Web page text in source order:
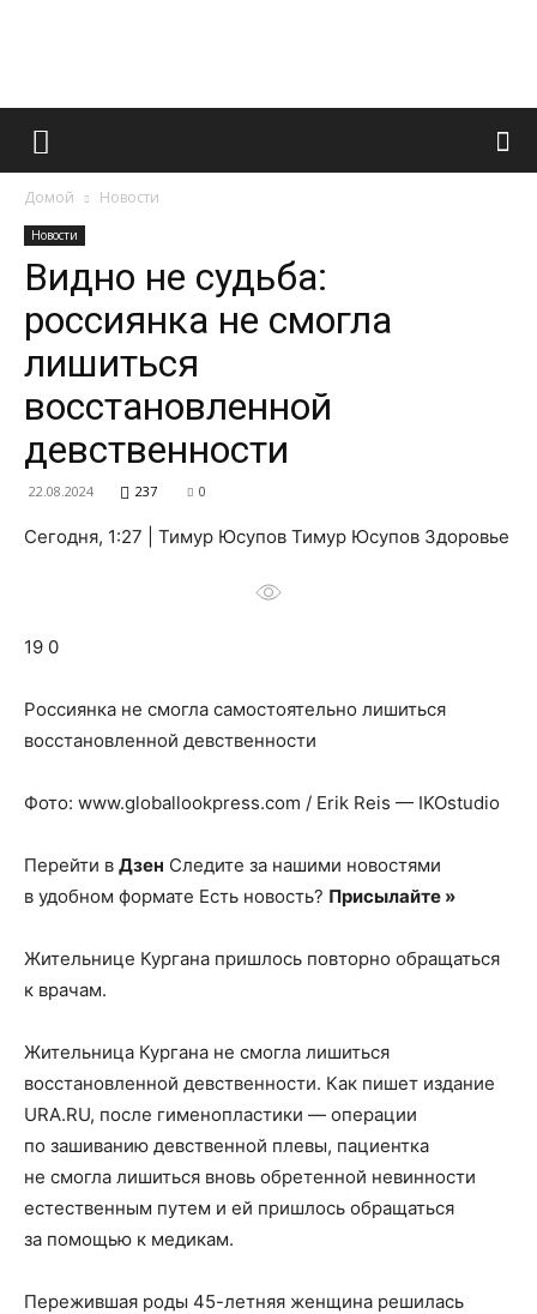
Французский
и
о
Домой Новости
Новости
Видно не судьба:
россиянка не смогла
лишиться
восстановленной
девственности
22.08.2024 237 0
Сегодня, 1:27 | Тимур Юсупов Тимур Юсупов Здоровье
19 0
Россиянка не смогла самостоятельно лишиться
восстановленной девственности
Фото: www.globallookpress.com / Erik Reis — IKOstudio
Перейти в Дзен Следите за нашими новостями
в удобном формате Есть новость? Присылайте »
Жительнице Кургана пришлось повторно обращаться
к врачам.
Жительница Кургана не смогла лишиться
восстановленной девственности. Как пишет издание
URA.RU, после гименопластики — операции
по зашиванию девственной плевы, пациентка
не смогла лишиться вновь обретенной невинности
естественным путем и ей пришлось обращаться
за помощью к медикам.
Пережившая роды 45-летняя женщина решилась